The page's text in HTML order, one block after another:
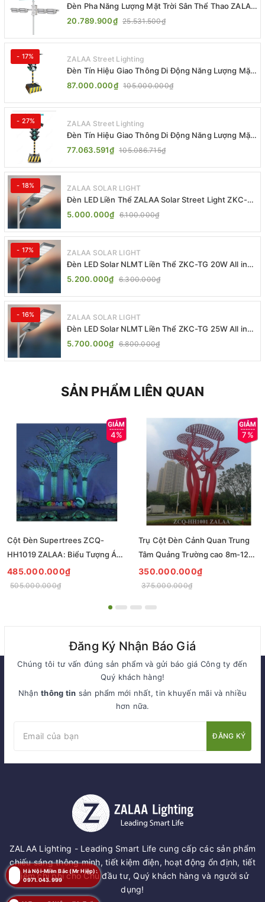
Đèn Pha Năng Lượng Mặt Trời Sân Thể Thao ZALAA
Jsc Chống Nước IP65 Cao Cấp
20.789.900₫ 25.531.500₫
- 17% ZALAA Street Lighting
Đèn Tín Hiệu Giao Thông Di Động Năng Lượng Mặt
Trời ZALAA ZL-300A-D
87.000.000₫ 105.000.000₫
- 27% ZALAA Street Lighting
Đèn Tín Hiệu Giao Thông Di Động Năng Lượng Mặt
Trời ZALAA ZL-409300C
77.063.591₫ 105.086.715₫
- 18% ZALAA SOLAR LIGHT
Đèn LED Liền Thể ZALAA Solar Street Light ZKC-
TG 20W 25W 30W All In One
5.000.000₫ 6.100.000₫
- 17% ZALAA SOLAR LIGHT
Đèn LED Solar NLMT Liền Thể ZKC-TG 20W All in
One | ZALAA Street Light
5.200.000₫ 6.300.000₫
- 16% ZALAA SOLAR LIGHT
Đèn LED Solar NLMT Liền Thể ZKC-TG 25W All in
One | ZALAA Street Light
5.700.000₫ 6.800.000₫
SẢN PHẨM LIÊN QUAN
4%
Cột Đèn Supertrees ZCQ-
HH1019 ZALAA: Biểu Tượng Ánh
Sáng Cho Đại Đô Thị
485.000.000₫
505.000.000₫
7%
Trụ Cột Đèn Cảnh Quan Trung
Tâm Quảng Trường cao 8m-12m
ZCQ-HH1001 ZALAA Fortune
Tree Series
350.000.000₫
375.000.000₫
Đăng Ký Nhận Báo Giá
Chúng tôi tư vấn đúng sản phẩm và gửi báo giá Công ty đến
Quý khách hàng!
Nhậnthông tin sản phẩm mới nhất, tin khuyến mãi và nhiều
hơn nữa.
ĐĂNG KÝ
ZALAA Lighting - Leading Smart Life cung cấp các sản phẩm
chiếu sáng thông minh, tiết kiệm điện, hoạt động ổn định, tiết
kiệm chi phí cho Chủ đầu tư, Quý khách hàng và người sử
dụng!
Hà Nội-Miền Bắc (Mr Hiệp):
0971.043.999